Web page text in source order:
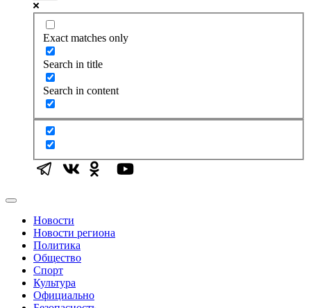
Exact matches only
Search in title
Search in content
Новости
Новости региона
Политика
Общество
Спорт
Культура
Официально